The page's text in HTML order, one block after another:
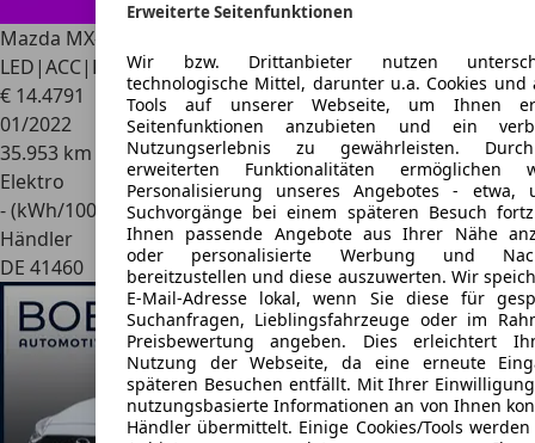
Erweiterte Seitenfunktionen
Wir bzw. Drittanbieter nutzen
technologische Mittel, darunter u.a. Cookies und
Tools auf unserer Webseite, um Ihnen
Seitenfunktionen anzubieten und ein
Nutzungserlebnis zu gewährleisten.
erweiterten Funktionalitäten
Personalisierung unseres Angebotes - etwa,
Suchvorgänge bei einem späteren Besuch
Ihnen passende Angebote aus Ihrer Nähe
oder personalisierte Werbung und
bereitzustellen und diese auszuwerten. Wir
E-Mail-Adresse lokal, wenn Sie diese für
Suchanfragen, Lieblingsfahrzeuge oder im
Preisbewertung angeben. Dies erleichtert
Nutzung der Webseite, da eine erneute
späteren Besuchen entfällt. Mit Ihrer
nutzungsbasierte Informationen an von Ihnen
Händler übermittelt. Einige Cookies/Tools
Mazda MX-30
LED|ACC|Kamera|Kessy|HeadUp|PDC
€ 14.4791
01/2022
35.953 km
Elektro
- (kWh/100 km)
Händler
DE 41460